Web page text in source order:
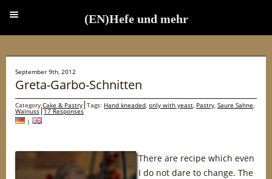
September 9th, 2012
Greta-Garbo-Schnitten
CategoryCake & Pastry Tags: Hand kneaded, only with yeast, Pastry, Saure Sahne,
Walnuss 17 Responses
|
There are recipe which even
I do not dare to change. The
(EN)Hefe und mehr
(EN)Hefe und mehr